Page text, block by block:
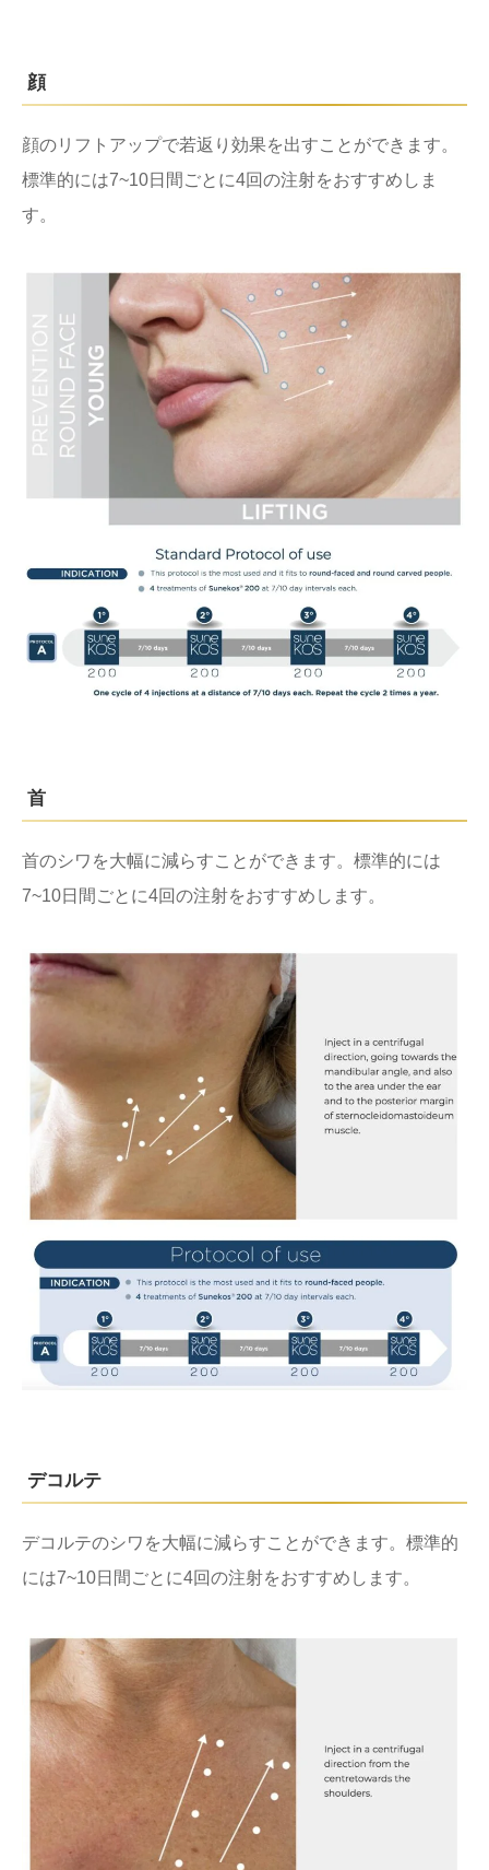
顔
顔のリフトアップで若返り効果を出すことができます。
標準的には7~10日間ごとに4回の注射をおすすめしま
す。
首
首のシワを大幅に減らすことができます。標準的には
7~10日間ごとに4回の注射をおすすめします。
デコルテ
デコルテのシワを大幅に減らすことができます。標準的
には7~10日間ごとに4回の注射をおすすめします。